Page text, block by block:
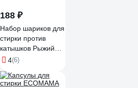
188 ₽
Набор шариков для
стирки против
катышков Рыжий
кот WB-04 диаметр
4(6)